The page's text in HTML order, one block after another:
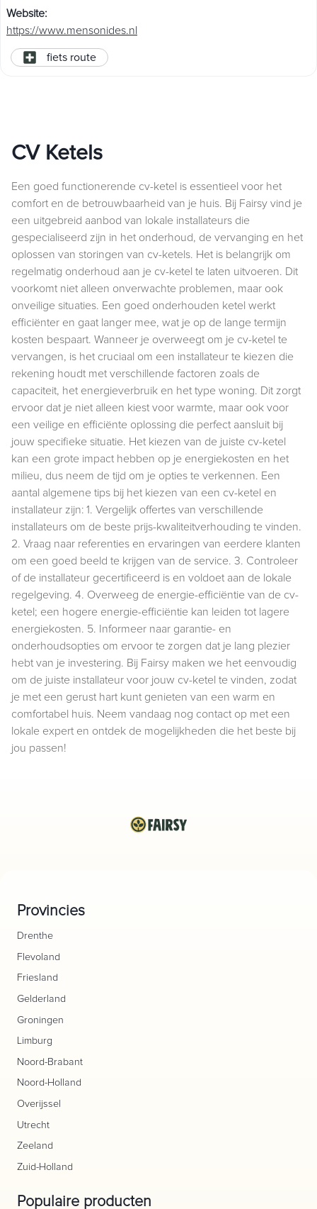
Website:
https://www.mensonides.nl
fiets route
CV Ketels
Een goed functionerende cv-ketel is essentieel voor het
comfort en de betrouwbaarheid van je huis. Bij Fairsy vind je
een uitgebreid aanbod van lokale installateurs die
gespecialiseerd zijn in het onderhoud, de vervanging en het
oplossen van storingen van cv-ketels. Het is belangrijk om
regelmatig onderhoud aan je cv-ketel te laten uitvoeren. Dit
voorkomt niet alleen onverwachte problemen, maar ook
onveilige situaties. Een goed onderhouden ketel werkt
efficiënter en gaat langer mee, wat je op de lange termijn
kosten bespaart. Wanneer je overweegt om je cv-ketel te
vervangen, is het cruciaal om een installateur te kiezen die
rekening houdt met verschillende factoren zoals de
capaciteit, het energieverbruik en het type woning. Dit zorgt
ervoor dat je niet alleen kiest voor warmte, maar ook voor
een veilige en efficiënte oplossing die perfect aansluit bij
jouw specifieke situatie. Het kiezen van de juiste cv-ketel
kan een grote impact hebben op je energiekosten en het
milieu, dus neem de tijd om je opties te verkennen. Een
aantal algemene tips bij het kiezen van een cv-ketel en
installateur zijn: 1. Vergelijk offertes van verschillende
installateurs om de beste prijs-kwaliteitverhouding te vinden.
2. Vraag naar referenties en ervaringen van eerdere klanten
om een goed beeld te krijgen van de service. 3. Controleer
of de installateur gecertificeerd is en voldoet aan de lokale
regelgeving. 4. Overweeg de energie-efficiëntie van de cv-
ketel; een hogere energie-efficiëntie kan leiden tot lagere
energiekosten. 5. Informeer naar garantie- en
onderhoudsopties om ervoor te zorgen dat je lang plezier
hebt van je investering. Bij Fairsy maken we het eenvoudig
om de juiste installateur voor jouw cv-ketel te vinden, zodat
je met een gerust hart kunt genieten van een warm en
comfortabel huis. Neem vandaag nog contact op met een
lokale expert en ontdek de mogelijkheden die het beste bij
jou passen!
Provincies
Drenthe
Flevoland
Friesland
Gelderland
Groningen
Limburg
Noord-Brabant
Noord-Holland
Overijssel
Utrecht
Zeeland
Zuid-Holland
Populaire producten